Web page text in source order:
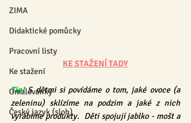
ZIMA
Didaktické pomůcky
Pracovní listy
Ke stažení
Omalovánky
Český jazyk (sloh)
KE STAŽENÍ TADY
Tip! S dětmi si povídáme o tom, jaké ovoce (a
zeleninu) sklízíme na podzim a jaké z nich
vyrábíme produkty.  Děti spojují jablko - mošt a